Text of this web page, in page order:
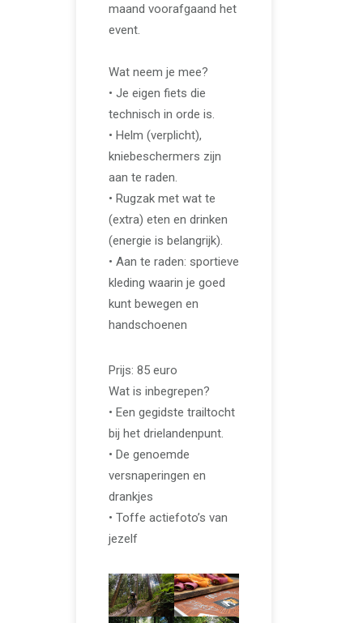
maand voorafgaand het
event.
Wat neem je mee?
• Je eigen fiets die
technisch in orde is.
• Helm (verplicht),
kniebeschermers zijn
aan te raden.
• Rugzak met wat te
(extra) eten en drinken
(energie is belangrijk).
• Aan te raden: sportieve
kleding waarin je goed
kunt bewegen en
handschoenen
Prijs: 85 euro
Wat is inbegrepen?
• Een gegidste trailtocht
bij het drielandenpunt.
• De genoemde
versnaperingen en
drankjes
• Toffe actiefoto’s van
jezelf